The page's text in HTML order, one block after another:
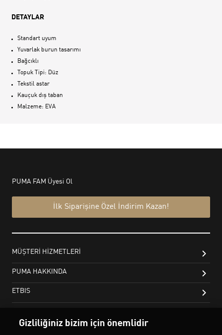
DETAYLAR
Standart uyum
Yuvarlak burun tasarımı
Bağcıklı
Topuk Tipi: Düz
Tekstil astar
Kauçuk dış taban
Malzeme: EVA
Gizliliğiniz bizim için önemlidir